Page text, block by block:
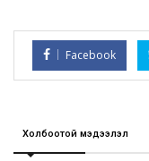
Facebook
Холбоотой мэдээлэл